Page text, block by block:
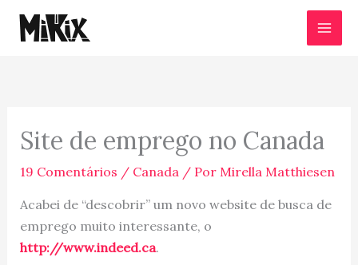
para
Site de emprego no Canada
19 Comentários / Canada/ Por Mirella Matthiesen
Acabei de “descobrir” um novo website de busca de
emprego muito interessante, o
http://www.indeed.ca.